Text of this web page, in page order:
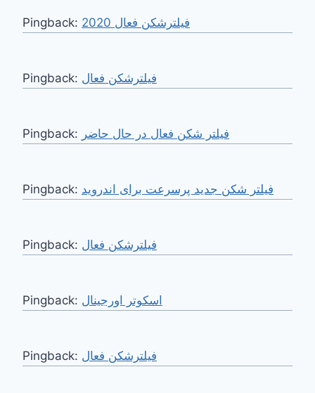
Pingback: فیلترشکن فعال 2020
Pingback: فیلترشکن فعال
Pingback: فیلتر شکن فعال در حال حاضر
Pingback: فیلتر شکن جدید پرسرعت برای اندروید
Pingback: فیلترشکن فعال
Pingback: اسکوتر اورجینال
Pingback: فیلترشکن فعال